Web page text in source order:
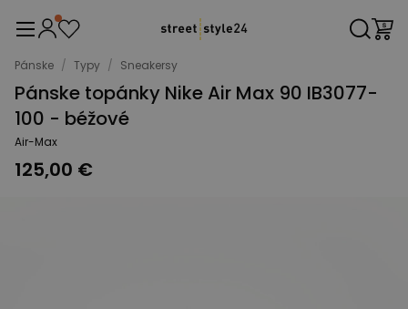
Pánske / Typy / Sneakersy
Pánske topánky Nike Air Max 90 IB3077-
100 - béžové
Air-Max
125,00 €